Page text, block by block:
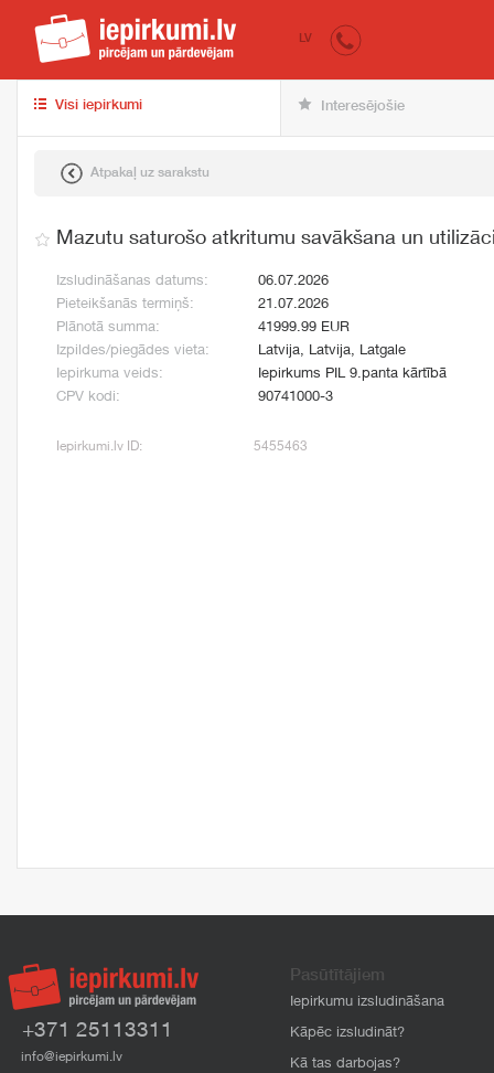
iepirkumi.lv
LV
Visi iepirkumi Interesējošie
Atpakaļ uz sarakstu
Mazutu saturošo atkritumu savākšana un
Izsludināšanas datums:
06.07.2026
Pieteikšanās termiņš:
21.07.2026
Plānotā summa:
41999.99 EUR
Izpildes/piegādes vieta:
Latvija, Latvija, Latgale
Iepirkuma veids:
Iepirkums PIL 9.panta kārtībā
CPV kodi:
90741000-3
Iepirkumi.lv ID: 5455463
+371 25113311
info@iepirkumi.lv
Pasūtītājiem
Iepirkumu izsludināšana
Kāpēc izsludināt?
Kā tas darbojas?